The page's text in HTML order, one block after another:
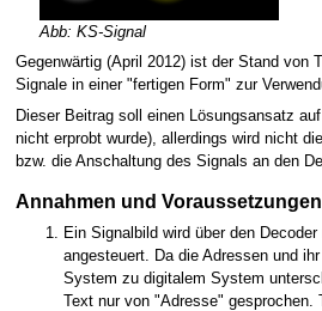
Abb: KS-Signal
Gegenwärtig (April 2012) ist der Stand von
Signale in einer "fertigen Form" zur
Dieser Beitrag soll einen Lösungsansatz
nicht erprobt wurde), allerdings wird nicht
bzw. die Anschaltung des Signals an den
Annahmen und Voraussetzungen
Ein Signalbild wird über den
angesteuert. Da die Adressen und
System zu digitalem System
Text nur von "Adresse" gesprochen.